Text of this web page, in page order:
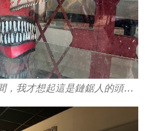
，我才想起這是鏈鋸人的頭…